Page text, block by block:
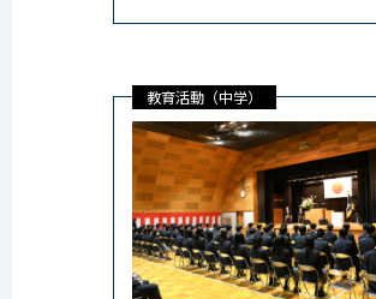
教育活動（中学）